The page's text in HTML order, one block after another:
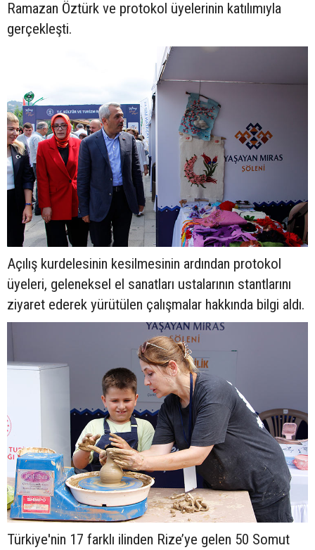
Ramazan Öztürk ve protokol üyelerinin katılımıyla
gerçekleşti.
Açılış kurdelesinin kesilmesinin ardından protokol
üyeleri, geleneksel el sanatları ustalarının stantlarını
ziyaret ederek yürütülen çalışmalar hakkında bilgi aldı.
Türkiye'nin 17 farklı ilinden Rize’ye gelen 50 Somut